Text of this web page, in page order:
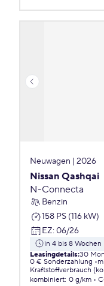
Neuwagen | 2026
Nissan Qashqai
N-Connecta
Benzin
158 PS (116 kW)
EZ: 06/26
in 4 bis 8 Wochen
Leasingdetails:30
0 € Sonderzahlung
Kraftstoffverbrauch
kombiniert: 0 g/km